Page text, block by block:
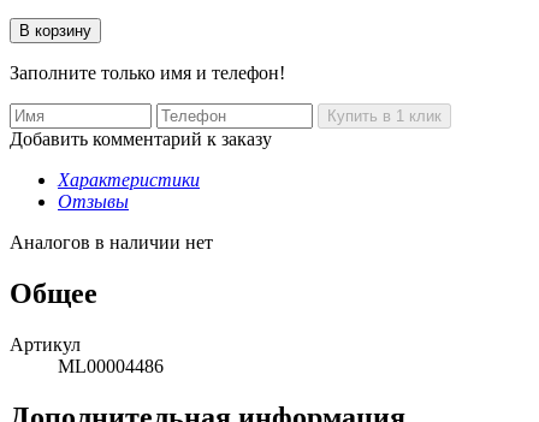
Заполните только имя и телефон!
Добавить комментарий к заказу
Характеристики
Отзывы
Аналогов в наличии нет
Общее
Артикул
ML00004486